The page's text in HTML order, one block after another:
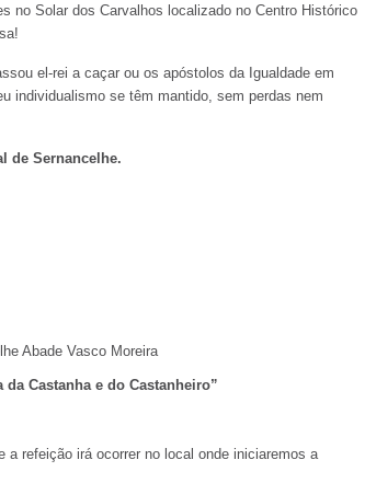
no Solar dos Carvalhos localizado no Centro Histórico
el-rei a caçar ou os apóstolos da Igualdade em
individualismo se têm mantido, sem perdas nem
de Sernancelhe.
Abade Vasco Moreira
da Castanha e do Castanheiro”
refeição irá ocorrer no local onde iniciaremos a